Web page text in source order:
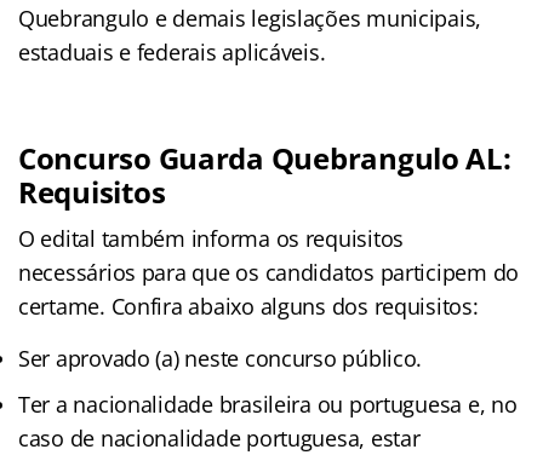
Quebrangulo e demais legislações municipais,
estaduais e federais aplicáveis.
Concurso Guarda Quebrangulo AL:
Requisitos
O edital também informa os requisitos
necessários para que os candidatos participem do
certame. Confira abaixo alguns dos requisitos:
Ser aprovado (a) neste concurso público.
Ter a nacionalidade brasileira ou portuguesa e, no
caso de nacionalidade portuguesa, estar